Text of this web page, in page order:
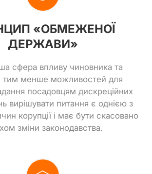
«ОБМЕЖЕНОЇ
ДЕРЖАВИ»
сфера впливу чиновника та
тим менше можливостей для
посадовцям дискреційних
вирішувати питання є однією з
корупції і має бути скасовано
зміни законодавства.